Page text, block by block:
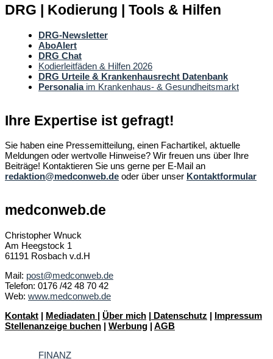
DRG | Kodierung | Tools & Hilfen
DRG-Newsletter
AboAlert
DRG Chat
Kodierleitfäden & Hilfen 2026
DRG Urteile & Krankenhausrecht Datenbank
Personaliaim Krankenhaus- & Gesundheitsmarkt
Ihre Expertise ist gefragt!
Sie haben eine Pressemitteilung, einen Fachartikel, aktuelle
Meldungen oder wertvolle Hinweise? Wir freuen uns über Ihre
Beiträge! Kontaktieren Sie uns gerne per E-Mail an
redaktion@medconweb.de oder über unser Kontaktformular
medconweb.de
Christopher Wnuck
Am Heegstock 1
61191 Rosbach v.d.H
Mail: post@medconweb.de
Telefon: 0176 /42 48 70 42
Web: www.medconweb.de
Kontakt | Mediadaten | Über mich | Datenschutz | Impressum
Stellenanzeige buchen | Werbung | AGB
FINANZ